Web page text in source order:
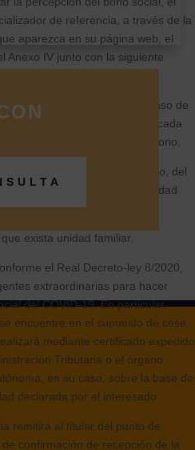
de referencia, a través de la
aparezca en su página web, el
Anexo IV junto con la siguiente
punto de suministro y, en caso de
copia del NIF o NIE de cada
dicho documento sea obligatorio.
en vigor, individual o conjunto, del
todos los miembros de la unidad
exista unidad familiar.
el Real Decreto-ley 8/2020,
extraordinarias para hacer
del COVID-19. En particular,
encuentre en el supuesto de cese
mediante certificado expedido
Tributaria o el órgano
en su caso, sobre la base de
declarada por el interesado.
remitirá al titular del punto de
confirmación de recepción de la